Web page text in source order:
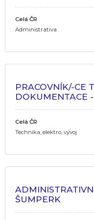
Celá ČR
Administrativa
PRACOVNÍK/-CE
DOKUMENTACE
Celá ČR
Technika, elektro, vývoj
ŠUMPERK